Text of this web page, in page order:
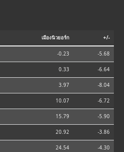
เมืองนิวยอร์ก +/-
-0.23 -5.68
0.33 -6.64
3.97 -8.04
10.07 -6.72
15.79 -5.90
20.92 -3.86
24.54 -4.30